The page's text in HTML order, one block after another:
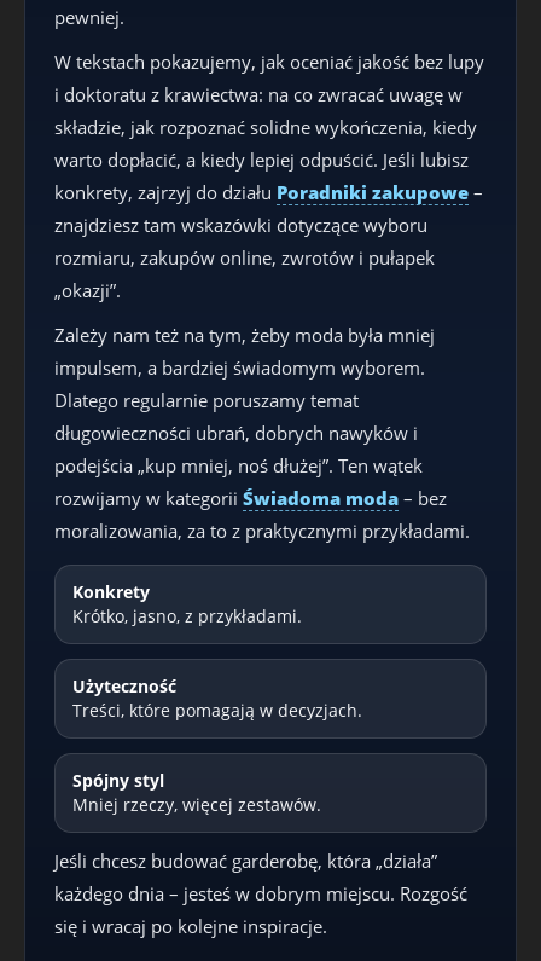
pewniej.
W tekstach pokazujemy, jak oceniać jakość bez lupy
i doktoratu z krawiectwa: na co zwracać uwagę w
składzie, jak rozpoznać solidne wykończenia, kiedy
warto dopłacić, a kiedy lepiej odpuścić. Jeśli lubisz
konkrety, zajrzyj do działu Poradniki zakupowe –
znajdziesz tam wskazówki dotyczące wyboru
rozmiaru, zakupów online, zwrotów i pułapek
„okazji”.
Zależy nam też na tym, żeby moda była mniej
impulsem, a bardziej świadomym wyborem.
Dlatego regularnie poruszamy temat
długowieczności ubrań, dobrych nawyków i
podejścia „kup mniej, noś dłużej”. Ten wątek
rozwijamy w kategorii Świadoma moda – bez
moralizowania, za to z praktycznymi przykładami.
Konkrety
Krótko, jasno, z przykładami.
Użyteczność
Treści, które pomagają w decyzjach.
Spójny styl
Mniej rzeczy, więcej zestawów.
Jeśli chcesz budować garderobę, która „działa”
każdego dnia – jesteś w dobrym miejscu. Rozgość
się i wracaj po kolejne inspiracje.